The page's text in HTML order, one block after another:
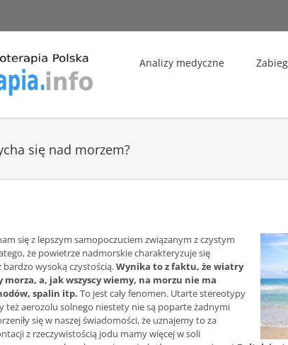
Analizy medyczne
się nad morzem?
się z lepszym samopoczuciem związanym z czystym
że powietrze nadmorskie charakteryzuje się
wysoką czystością.Wynika to z faktu, że wiatry
a, jak wszyscy wiemy, na morzu nie ma
spalin itp. To jest cały fenomen. Utarte stereotypy
też aerozolu solnego niestety nie są poparte żadnymi
się w naszej świadomości, że uznajemy to za
z rzeczywistością jodu mamy więcej w soli